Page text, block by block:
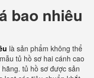
bao nhiêu
là sản phẩm không thể
tủ hồ sơ hai cánh cao
tủ hồ sơ được sản